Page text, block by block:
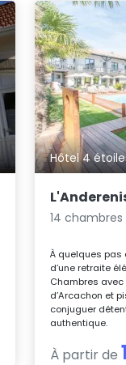
Hôtel 4
14 chambres
À quelques pas
d’une retraite
Chambres avec
d’Arcachon et
conjuguer
authentique.
À partir de